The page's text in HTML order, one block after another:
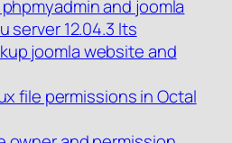
and joomla
server 12.04.3 lts
joomla website and
file permissions in Octal